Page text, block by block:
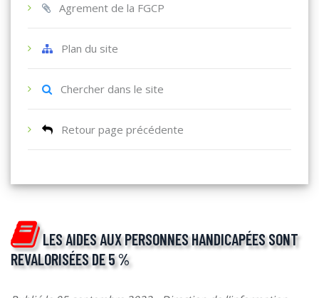
Agrement de la FGCP
Plan du site
Chercher dans le site
Retour page précédente
LES AIDES AUX PERSONNES HANDICAPÉES SONT
REVALORISÉES DE 5 %